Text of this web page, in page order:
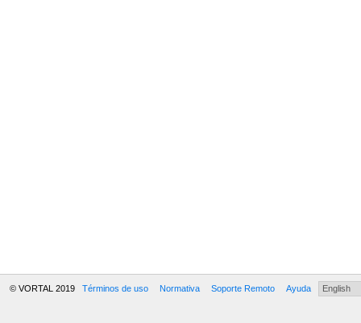
© VORTAL 2019 Términos de uso Normativa Soporte Remoto Ayuda